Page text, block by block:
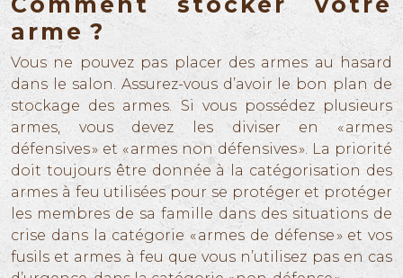
arme ?
Vous ne pouvez pas placer des armes au hasard
dans le salon. Assurez-vous d’avoir le bon plan de
stockage des armes. Si vous possédez plusieurs
armes, vous devez les diviser en « armes
défensives » et « armes non défensives ». La priorité
doit toujours être donnée à la catégorisation des
armes à feu utilisées pour se protéger et protéger
les membres de sa famille dans des situations de
crise dans la catégorie « armes de défense » et vos
fusils et armes à feu que vous n’utilisez pas en cas